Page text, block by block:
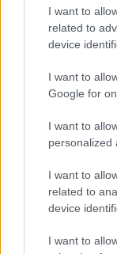
I want to
related to
device
I want to
Google for
I want to
personalized
I want to
related to
device
I want to
ACILIA –
avere dei soldi: